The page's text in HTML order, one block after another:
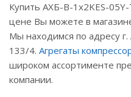
Купить АХБ-В-1х2KES-
цене Вы можете в
Мы находимся по адресу
133/4. Агрегаты
широком ассортименте
компании.